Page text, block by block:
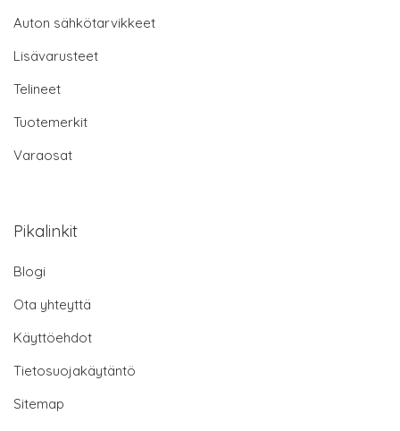
Auton sähkötarvikkeet
Lisävarusteet
Telineet
Tuotemerkit
Varaosat
Pikalinkit
Blogi
Ota yhteyttä
Käyttöehdot
Tietosuojakäytäntö
Sitemap